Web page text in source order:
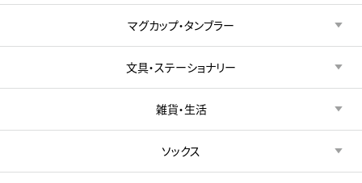
マグカップ・タンブラー
文具・ステーショナリー
雑貨・生活
ソックス